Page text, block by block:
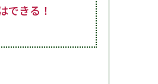
できる！